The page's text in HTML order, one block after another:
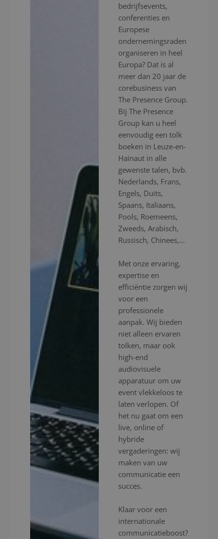
bedrijfsevents,
conferenties en
Europese
ondernemingsraden
organiseren in heel
Europa? Dat is al
meer dan 20 jaar de
corebusiness van
The Presence Group.
Bij The Presence
Group kan u heel
eenvoudig een tolk
boeken in Leuze-en-
Hainaut in alle
gewenste talen, bvb.
Nederlands, Frans,
Engels, Duits,
Spaans, Italiaans,
Pools, Roemeens,
Zweeds, Arabisch,
Russisch, Chinees,...
Met onze ervaring,
expertise en
efficiëntie zorgen wij
voor een
professionele
aanpak. Wij bieden
niet alleen ervaren
tolken, maar ook
high-end
audiovisuele
apparatuur om uw
event vlekkeloos te
laten verlopen. Of
het nu gaat om een
live, online of
hybride
vergaderingen: wij
maken van uw
communicatie een
succes.
Klaar voor een
internationale
communicatieboost?